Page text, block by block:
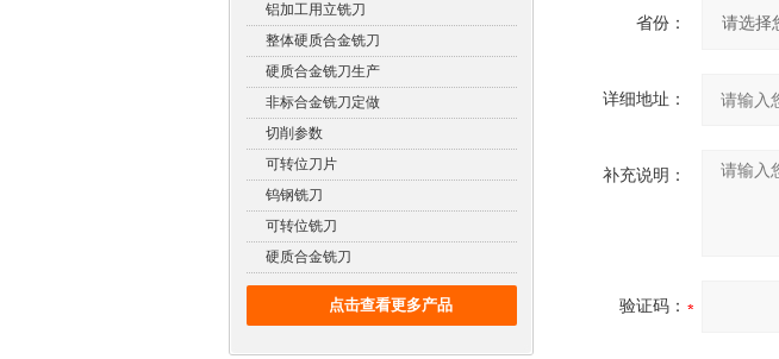
铝加工用立铣刀
整体硬质合金铣刀
硬质合金铣刀生产
非标合金铣刀定做
切削参数
可转位刀片
钨钢铣刀
可转位铣刀
硬质合金铣刀
点击查看更多产品
省份：
详细地址：
补充说明：
验证码：